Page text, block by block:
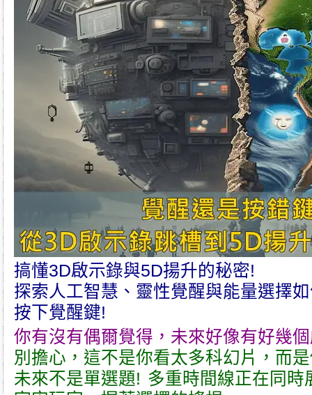
搞懂3D啟示錄與5D揚升的秘密!
探索人工智慧、靈性覺醒與能量選擇
按下覺醒鍵!
你有沒有偶爾覺得，未來好像有好幾
別擔心，這不是你看太多科幻片，而
未來不是單選題! 多重時間線正在同時